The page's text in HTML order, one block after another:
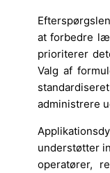
at forbedre
prioriterer
Valg af
administrere
understøtter
operatører,